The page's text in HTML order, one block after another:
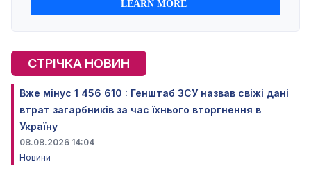
СТРІЧКА НОВИН
Вже мінус 1 456 610 : Генштаб ЗСУ назвав свіжі дані
втрат загарбників за час їхнього вторгнення в
Україну
08.08.2026 14:04
Новини